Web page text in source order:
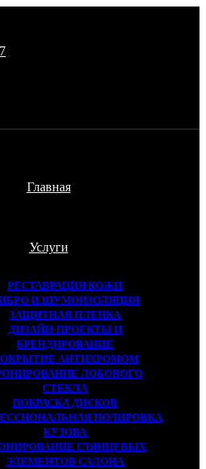
Главная
Услуги
РЕСТАВРАЦИЯ КОЖИ
И ШУМОИЗОЛЯЦИЯ
ЗАЩИТНАЯ ПЛЕНКА
ДИЗАЙН-ПРОЕКТЫ И
БРЕНДИРОВАНИЕ
АНТИХРОМОМ
ЛОБОВОГО
СТЕКЛА
ПОКРАСКА ДИСКОВ
ПОЛИРОВКА
КУЗОВА
ГЛЯНЦЕВЫХ
ЭЛЕМЕНТОВ САЛОНА